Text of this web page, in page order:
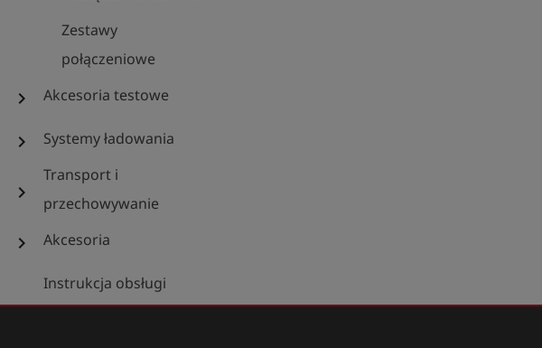
Zestawy
połączeniowe
chevron_right Akcesoria testowe
chevron_right Systemy ładowania
chevron_right
Transport i
przechowywanie
chevron_right Akcesoria
Instrukcja obsługi